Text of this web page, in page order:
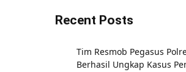
Recent Posts
Tim Resmob Pegasus
Berhasil Ungkap Kasus